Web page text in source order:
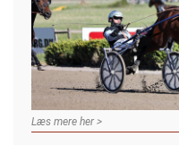
Læs mere her >